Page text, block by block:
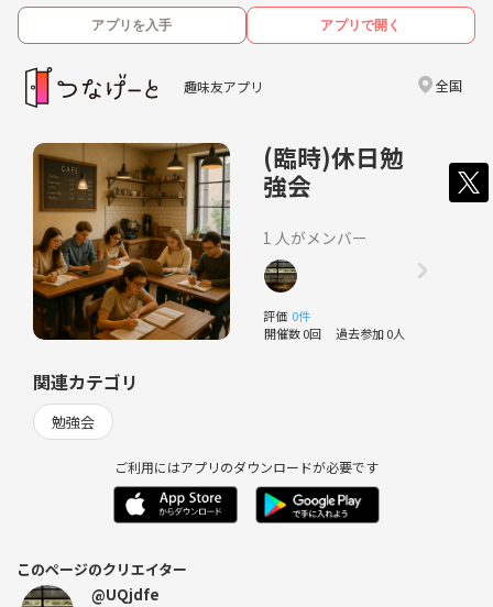
アプリを入手 アプリで開く
趣味友アプリ 全国
(臨時)休日勉
強会
1 人がメンバー
評価 0件
開催数 0回 過去参加 0人
関連カテゴリ
勉強会
ご利用にはアプリのダウンロードが必要です
このページのクリエイター
@UQjdfe